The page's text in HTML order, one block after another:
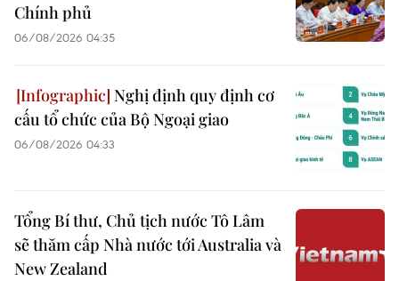
Chính phủ
06/08/2026 04:35
Nghị định quy định cơ
cấu tổ chức của Bộ Ngoại giao
06/08/2026 04:33
Tổng Bí thư, Chủ tịch nước Tô Lâm
sẽ thăm cấp Nhà nước tới Australia và
New Zealand